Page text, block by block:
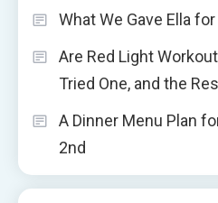
What We Gave Ella
Are Red Light
Tried One, and the
A Dinner Menu Plan
2nd